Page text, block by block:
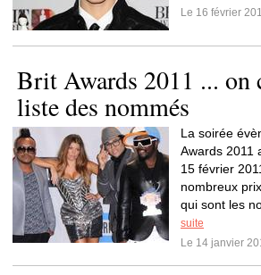
Le 16 février
Brit Awards 2011 ... on
liste des nommés
La soirée
Awards 2011
15 février
nombreux
qui sont les
suite
Le 14 janvier